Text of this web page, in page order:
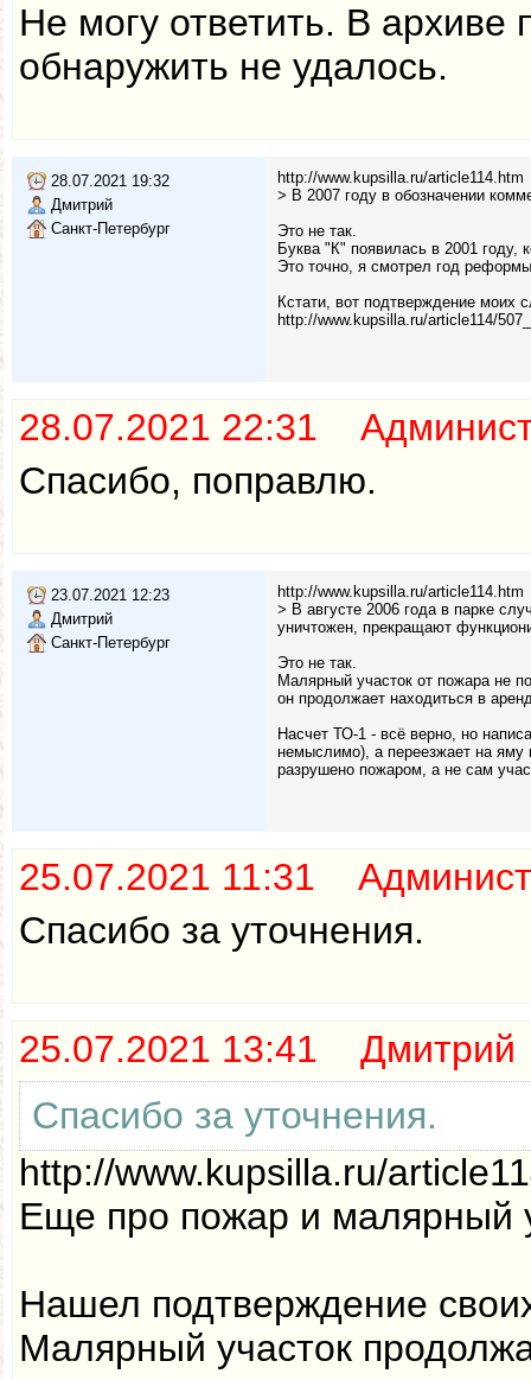
Не могу ответить. В
обнаружить не удалось.
28.07.2021 19:32
Дмитрий
Санкт-Петербург
http://www.kupsilla.ru/article114.htm
> В 2007 году в обозначении
Это не так.
Буква "К" появилась в 2001 году,
Это точно, я смотрел год
Кстати, вот подтверждение моих
http://www.kupsilla.ru/article114/
28.07.2021 22:31
Спасибо, поправлю.
23.07.2021 12:23
Дмитрий
Санкт-Петербург
http://www.kupsilla.ru/article114.htm
> В августе 2006 года в парке
уничтожен, прекращают
Это не так.
Малярный участок от пожара не
он продолжает находиться в
Насчет ТО-1 - всё верно, но
немыслимо), а переезжает на яму
разрушено пожаром, а не сам
25.07.2021 11:31
Спасибо за уточнения.
25.07.2021 13:41 Дмитрий
Спасибо за уточнения.
http://www.kupsilla.ru/
Еще про пожар и малярный
Нашел подтверждение
Малярный участок